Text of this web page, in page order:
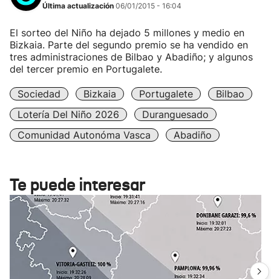
Última actualización 06/01/2015 - 16:04
El sorteo del Niño ha dejado 5 millones y medio en
Bizkaia. Parte del segundo premio se ha vendido en
tres administraciones de Bilbao y Abadiño; y algunos
del tercer premio en Portugalete.
Sociedad Bizkaia Portugalete
Bilbao
Lotería Del Niño 2026
Duranguesado
Comunidad Autonóma Vasca
Abadiño
Te puede interesar